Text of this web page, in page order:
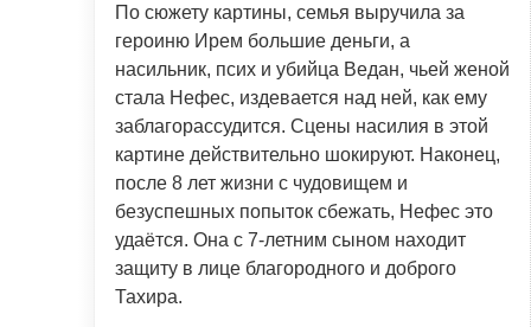
По сюжету картины, семья выручила за
героиню Ирем большие деньги, а
насильник, псих и убийца Ведан, чьей женой
стала Нефес, издевается над ней, как ему
заблагорассудится. Сцены насилия в этой
картине действительно шокируют. Наконец,
после 8 лет жизни с чудовищем и
безуспешных попыток сбежать, Нефес это
удаётся. Она с 7-летним сыном находит
защиту в лице благородного и доброго
Тахира.